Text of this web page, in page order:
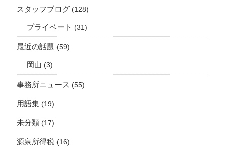
スタッフブログ (128)
プライベート (31)
最近の話題 (59)
岡山 (3)
事務所ニュース (55)
用語集 (19)
未分類 (17)
源泉所得税 (16)